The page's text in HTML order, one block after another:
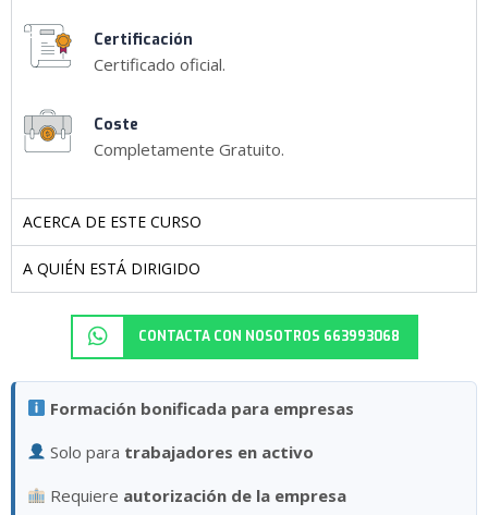
Certificación
Certificado oficial.
Coste
Completamente Gratuito.
ACERCA DE ESTE CURSO
A QUIÉN ESTÁ DIRIGIDO
CONTACTA CON NOSOTROS 663993068
Formación bonificada para empresas
Solo para trabajadores en activo
Requiere autorización de la empresa